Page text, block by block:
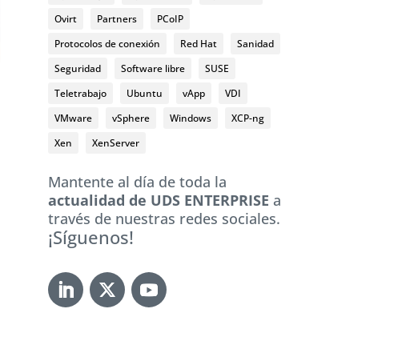
Ovirt
Partners
PCoIP
Protocolos de conexión
Red Hat
Sanidad
Seguridad
Software libre
SUSE
Teletrabajo
Ubuntu vApp
VDI
VMware
vSphere Windows
XCP-ng
Xen
XenServer
Mantente al día de toda la
actualidad de UDS ENTERPRISE a
través de nuestras redes sociales.
¡Síguenos!